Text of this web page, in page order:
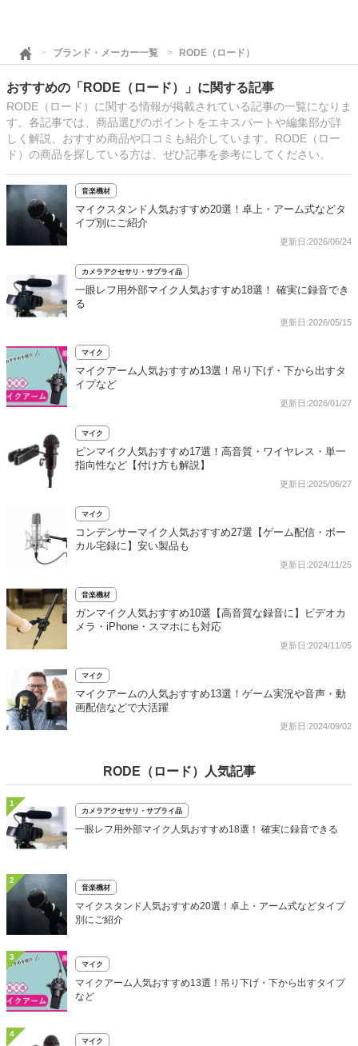
ブランド・メーカー一覧 RODE（ロード）
おすすめの「RODE（ロード）」に関する記事
RODE（ロード）に関する情報が掲載されている記事の一覧になりま
す。各記事では、商品選びのポイントをエキスパートや編集部が詳
しく解説、おすすめ商品や口コミも紹介しています。RODE（ロー
ド）の商品を探している方は、ぜひ記事を参考にしてください。
音楽機材
マイクスタンド人気おすすめ20選！卓上・アーム式などタ
イプ別にご紹介
更新日:2026/06/24
カメラアクセサリ・サプライ品
一眼レフ用外部マイク人気おすすめ18選！ 確実に録音でき
る
更新日:2026/05/15
マイク
マイクアーム人気おすすめ13選！吊り下げ・下から出すタ
イプなど
更新日:2026/01/27
マイク
ピンマイク人気おすすめ17選！高音質・ワイヤレス・単一
指向性など【付け方も解説】
更新日:2025/06/27
マイク
コンデンサーマイク人気おすすめ27選【ゲーム配信・ボー
カル宅録に】安い製品も
更新日:2024/11/25
音楽機材
ガンマイク人気おすすめ10選【高音質な録音に】ビデオカ
メラ・iPhone・スマホにも対応
更新日:2024/11/05
マイク
マイクアームの人気おすすめ13選！ゲーム実況や音声・動
画配信などで大活躍
更新日:2024/09/02
RODE（ロード）人気記事
1
カメラアクセサリ・サプライ品
一眼レフ用外部マイク人気おすすめ18選！ 確実に録音できる
2
音楽機材
マイクスタンド人気おすすめ20選！卓上・アーム式などタイプ
別にご紹介
3
マイク
マイクアーム人気おすすめ13選！吊り下げ・下から出すタイプ
など
4
マイク